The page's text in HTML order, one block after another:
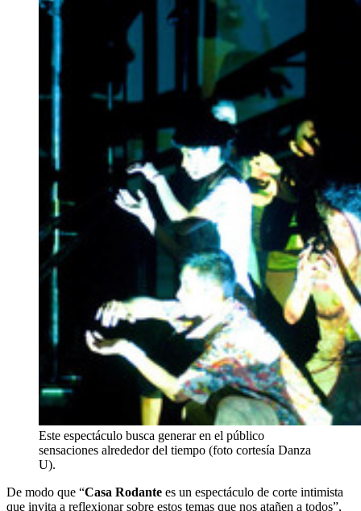
Este espectáculo busca generar en el público
sensaciones alrededor del tiempo (foto cortesía Danza
U).
De modo que “Casa Rodante es un espectáculo de corte intimista
que invita a reflexionar sobre estos temas que nos atañen a todos”,